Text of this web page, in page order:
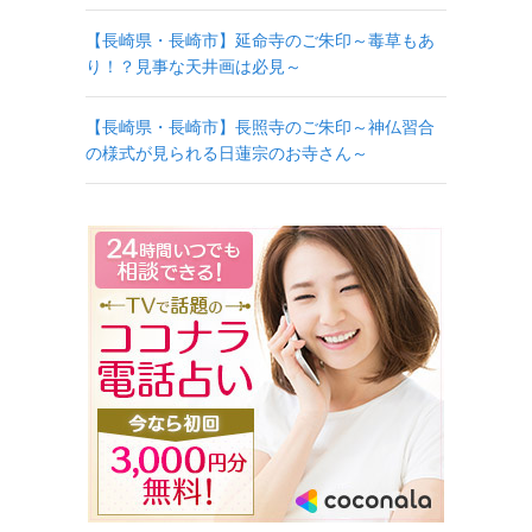
【長崎県・長崎市】延命寺のご朱印～毒草もあ
り！？見事な天井画は必見～
【長崎県・長崎市】長照寺のご朱印～神仏習合
の様式が見られる日蓮宗のお寺さん～